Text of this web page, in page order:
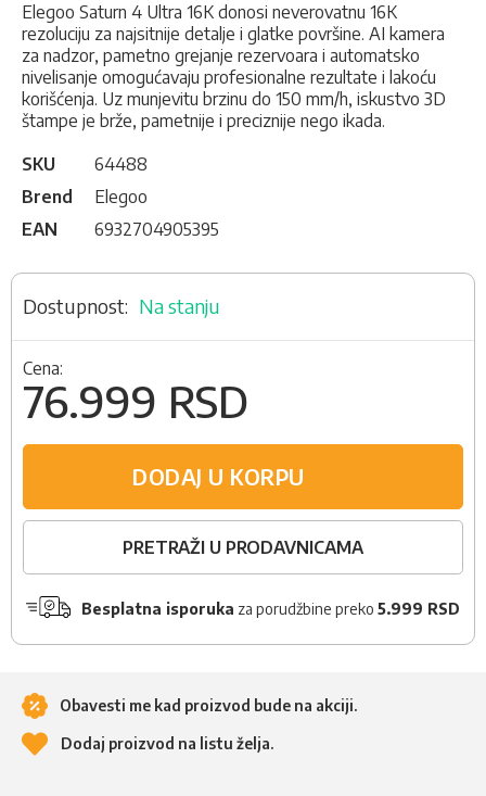
Elegoo Saturn 4 Ultra 16K donosi neverovatnu 16K
rezoluciju za najsitnije detalje i glatke površine. AI kamera
za nadzor, pametno grejanje rezervoara i automatsko
nivelisanje omogućavaju profesionalne rezultate i lakoću
korišćenja. Uz munjevitu brzinu do 150 mm/h, iskustvo 3D
štampe je brže, pametnije i preciznije nego ikada.
SKU
64488
Brend
Elegoo
EAN
6932704905395
Na stanju
Cena:
76.999 RSD
DODAJ U KORPU
PRETRAŽI U PRODAVNICAMA
Besplatna isporuka za porudžbine preko 5.999 RSD
Obavesti me kad proizvod bude na akciji.
Dodaj proizvod na listu želja.